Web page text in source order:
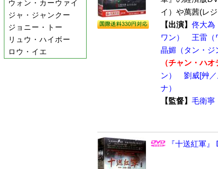
ウォン・カーウァイ
ジャ・ジャンクー
ジョニー・トー
リュウ・ハイボー
ロウ・イエ
イ）や萬茜(レ
【出演】 佟大為
ワン）
王雷（
晶媚（タン・ジ
（チャン・ハ
ン）
劉威[艸
ナ）
【監督】 毛衛寧
『十送紅軍